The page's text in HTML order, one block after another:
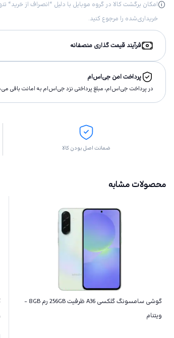
خریداری‌شده را مرجوع کنید.
فرآیند قیمت گذاری منصفانه
پرداخت امن جی‌اس‌ام
در پرداخت جی‌اس‌ام، مبلغ پرداختى نزد جی‌اس‌ام به امانت باقى
ضمانت اصل بودن کالا
محصولات مشابه
گوشی سامسونگ گلکسی A36 ظرفیت 256GB رم 8GB -
ویتنام